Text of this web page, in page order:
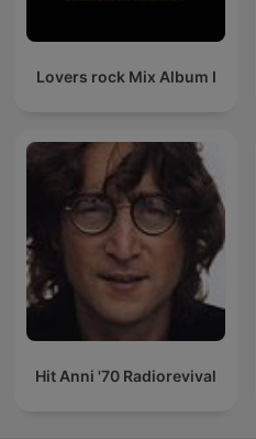
Lovers rock Mix Album I
Hit Anni '70 Radiorevival